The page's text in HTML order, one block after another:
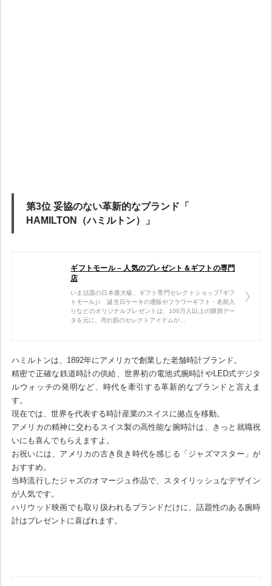
第3位 妥協のない革新的なブランド「
HAMILTON（ハミルトン）」
ギフトモール – 人気のプレゼント＆ギフトの専門
店
いま話題の日本最大級、ギフト専門セレクトショップ｢ギフ
トモール｣♪ 誕生日ケーキの通販やフラワーギフト・名前入
りなどのオリジナルプレゼントは、100万人以上の購買デー
タを元に、売れ筋のセレクトアイテムが…
ハミルトンは、1892年にアメリカで創業した老舗時計ブランド。
精密で正確な鉄道時計の供給、世界初の電池式腕時計やLED式デジタ
ルウォッチの発明など、時代を牽引する革新的なブランドと言えま
す。
現在では、世界を代表する時計産業のスイスに拠点を移動。
アメリカの精神に交わるスイス製の高性能な腕時計は、きっと就職祝
いにも喜んでもらえますよ。
お祝いには、アメリカの古き良き時代を感じる「ジャズマスター」が
おすすめ。
当時流行したジャズのオマージュ作品で、スタイリッシュなデザイン
が人気です。
ハリウッド映画でも取り扱われるブランドだけに、話題性のある腕時
計はプレゼントに喜ばれます。